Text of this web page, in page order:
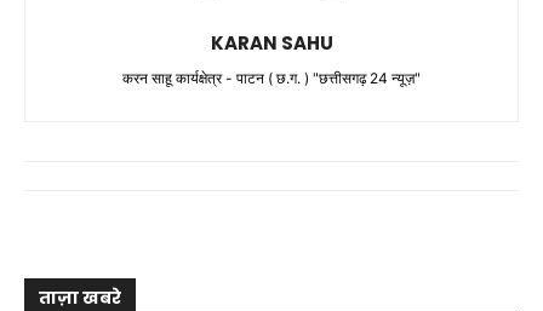
KARAN SAHU
करन साहू कार्यक्षेत्र - पाटन ( छ.ग. ) "छत्तीसगढ़ 24 न्यूज़"
ताज़ा खबरे